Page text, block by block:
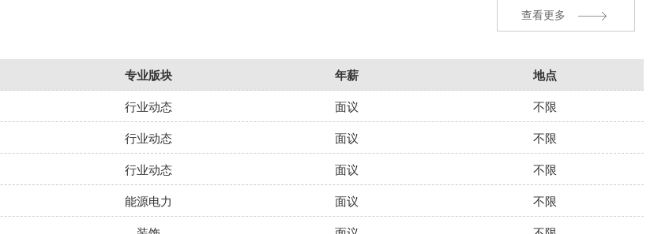
查看更多
专业版块 年薪
地点
行业动态 面议
不限
行业动态 面议
不限
行业动态 面议
不限
能源电力 面议
不限